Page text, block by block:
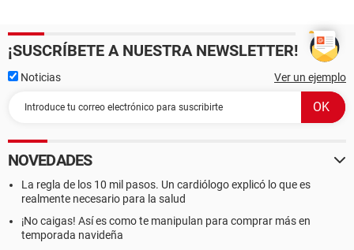
¡SUSCRÍBETE A NUESTRA NEWSLETTER!
Noticias Ver un ejemplo
NOVEDADES
La regla de los 10 mil pasos. Un cardiólogo explicó lo que es
realmente necesario para la salud
¡No caigas! Así es como te manipulan para comprar más en
temporada navideña